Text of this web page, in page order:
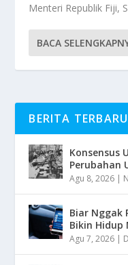
Menteri Republik Fiji,
BACA
BERITA TERBARU
Konsensus
Perubahan
Agu 8, 2026 |
Biar Nggak
Bikin Hidup
Agu 7, 2026 |